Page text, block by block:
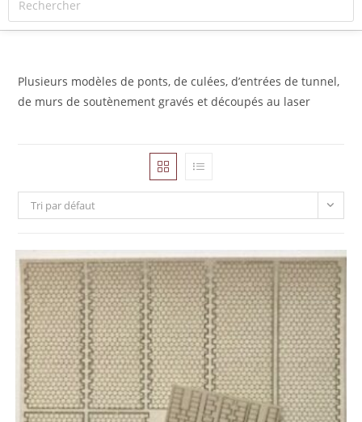
Plusieurs modèles de ponts, de culées, d’entrées de tunnel,
de murs de soutènement gravés et découpés au laser
Tri par défaut